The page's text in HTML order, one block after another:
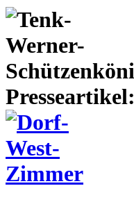
Presseartikel: